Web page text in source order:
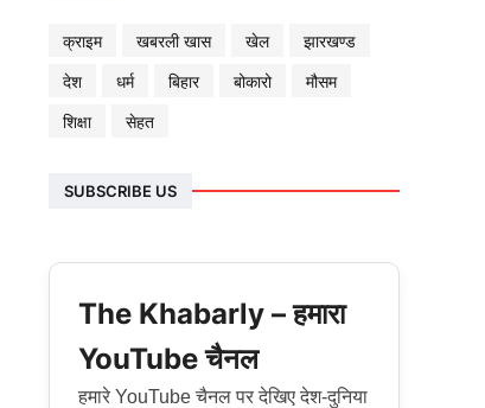
क्राइम खबरली खास खेल
झारखण्ड
देश
धर्म बिहार बोकारो
मौसम
शिक्षा
सेहत
SUBSCRIBE US
The Khabarly – हमारा
YouTube चैनल
हमारे YouTube चैनल पर देखिए देश-दुनिया